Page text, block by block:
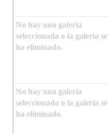
No hay una galería
seleccionada o la galería se
ha eliminado.
No hay una galería
seleccionada o la galería se
ha eliminado.